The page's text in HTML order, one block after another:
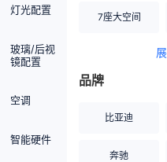
灯光配置
玻璃/后视
镜配置
空调
智能硬件
7座大空间
品牌
比亚迪
奔驰